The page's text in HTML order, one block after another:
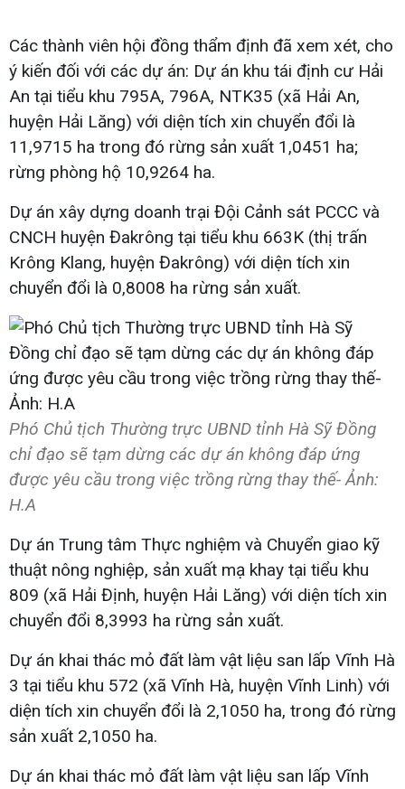
Các thành viên hội đồng thẩm định đã xem xét, cho
ý kiến đối với các dự án: Dự án khu tái định cư Hải
An tại tiểu khu 795A, 796A, NTK35 (xã Hải An,
huyện Hải Lăng) với diện tích xin chuyển đổi là
11,9715 ha trong đó rừng sản xuất 1,0451 ha;
rừng phòng hộ 10,9264 ha.
Dự án xây dựng doanh trại Đội Cảnh sát PCCC và
CNCH huyện Đakrông tại tiểu khu 663K (thị trấn
Krông Klang, huyện Đakrông) với diện tích xin
chuyển đổi là 0,8008 ha rừng sản xuất.
Phó Chủ tịch Thường trực UBND tỉnh Hà Sỹ Đồng
chỉ đạo sẽ tạm dừng các dự án không đáp ứng
được yêu cầu trong việc trồng rừng thay thế- Ảnh:
H.A
Dự án Trung tâm Thực nghiệm và Chuyển giao kỹ
thuật nông nghiệp, sản xuất mạ khay tại tiểu khu
809 (xã Hải Định, huyện Hải Lăng) với diện tích xin
chuyển đổi 8,3993 ha rừng sản xuất.
Dự án khai thác mỏ đất làm vật liệu san lấp Vĩnh Hà
3 tại tiểu khu 572 (xã Vĩnh Hà, huyện Vĩnh Linh) với
diện tích xin chuyển đổi là 2,1050 ha, trong đó rừng
sản xuất 2,1050 ha.
Dự án khai thác mỏ đất làm vật liệu san lấp Vĩnh